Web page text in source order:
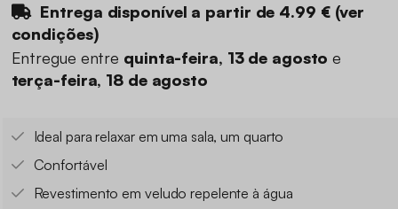
Entrega disponível a partir de 4.99 €(ver
condições)
Entregue entre quinta-feira, 13 de agostoe
terça-feira, 18 de agosto
Ideal para relaxar em uma sala, um quarto
Confortável
Revestimento em veludo repelente à água